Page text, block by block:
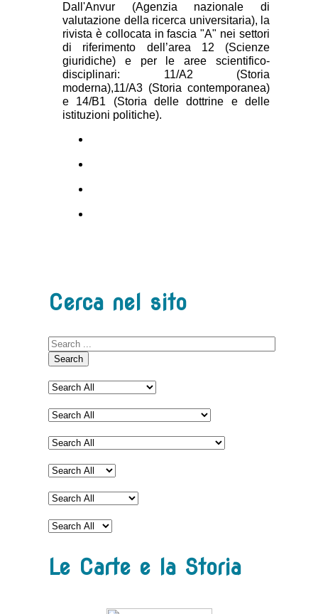
Dall'Anvur (Agenzia nazionale di
valutazione della ricerca universitaria), la
rivista è collocata in fascia "A" nei settori
di riferimento dell’area 12 (Scienze
giuridiche) e per le aree scientifico-
disciplinari: 11/A2 (Storia
moderna),11/A3 (Storia contemporanea)
e 14/B1 (Storia delle dottrine e delle
istituzioni politiche).
Cerca nel sito
Search
Le Carte e la Storia